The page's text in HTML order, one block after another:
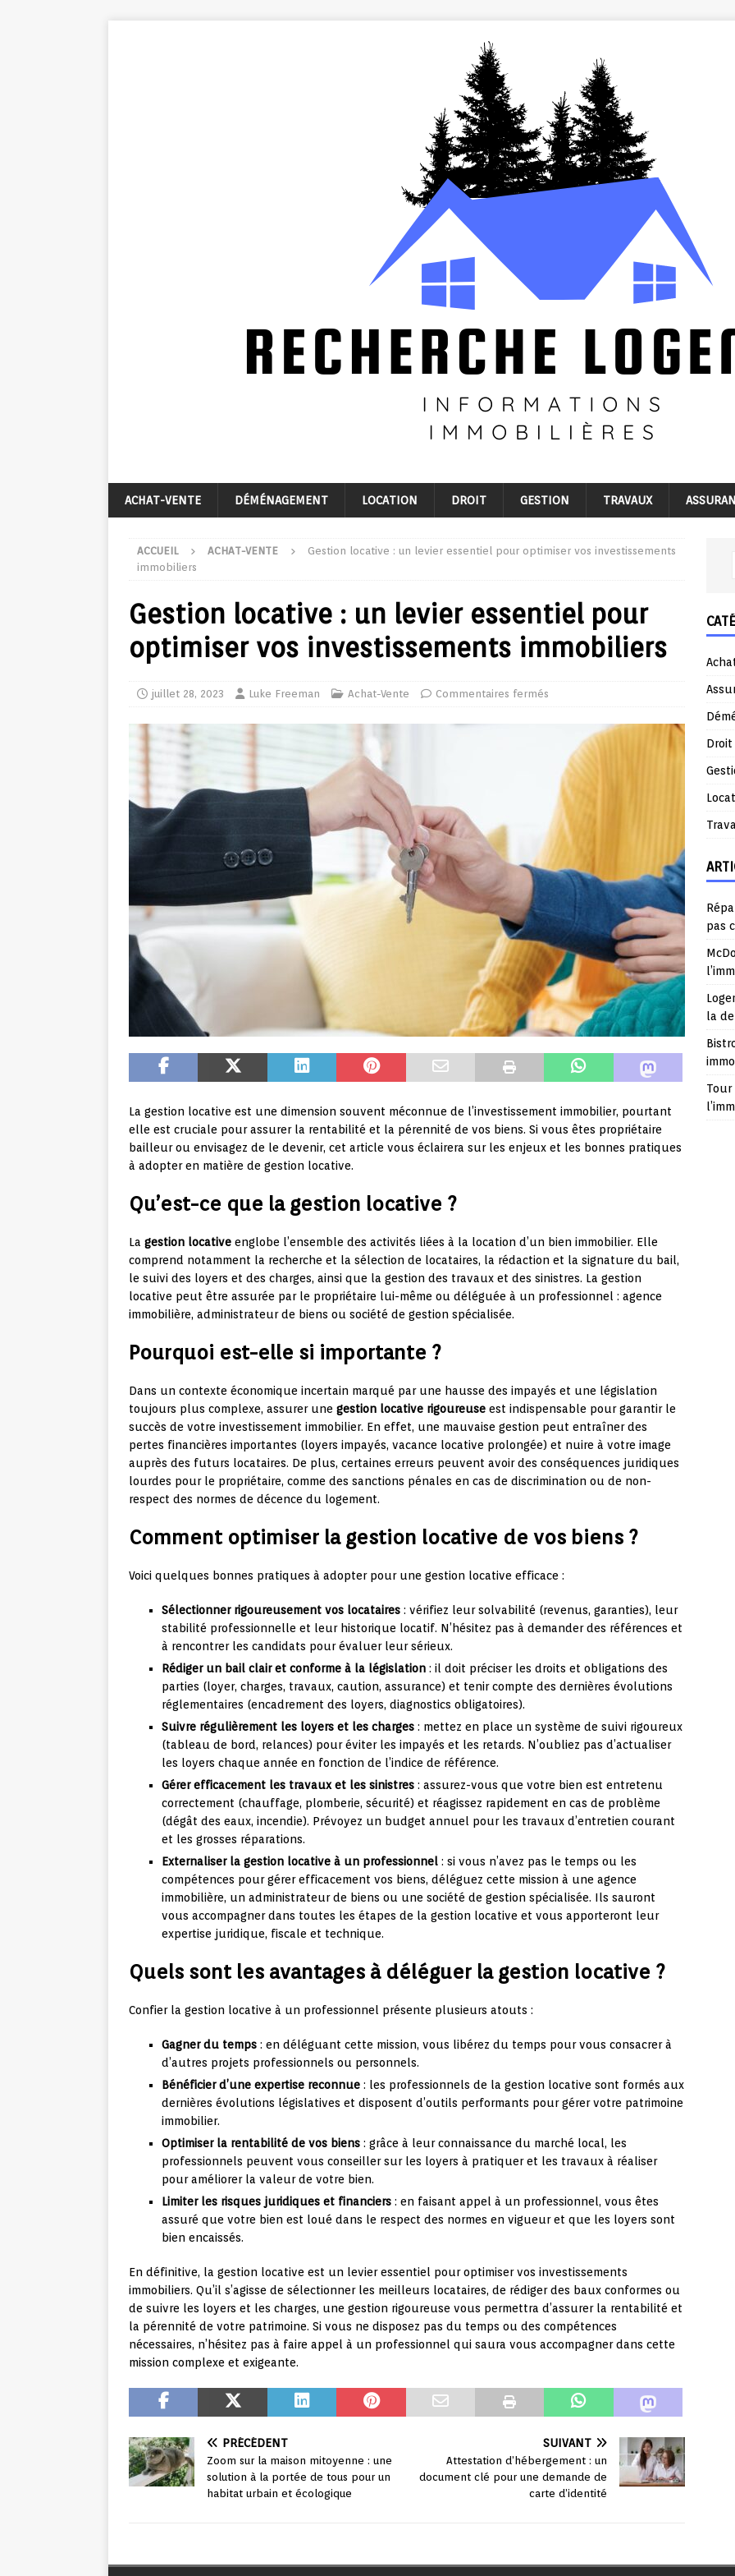
ACHAT-VENTE DÉMÉNAGEMENT LOCATION DROIT GESTION TRAVAUX
ACCUEIL ACHAT-VENTE
Gestion locative : un levier essentiel pour optimiser vos investissements
immobiliers
Gestion locative : un levier essentiel pour
optimiser vos investissements immobiliers
juillet 28, 2023 Luke Freeman Achat-Vente Commentaires fermés
La gestion locative est une dimension souvent méconnue de l’investissement immobilier, pourtant
elle est cruciale pour assurer la rentabilité et la pérennité de vos biens. Si vous êtes propriétaire
bailleur ou envisagez de le devenir, cet article vous éclairera sur les enjeux et les bonnes pratiques
à adopter en matière de gestion locative.
Qu’est-ce que la gestion locative ?
La gestion locative englobe l’ensemble des activités liées à la location d’un bien immobilier. Elle
comprend notamment la recherche et la sélection de locataires, la rédaction et la signature du bail,
le suivi des loyers et des charges, ainsi que la gestion des travaux et des sinistres. La gestion
locative peut être assurée par le propriétaire lui-même ou déléguée à un professionnel : agence
immobilière, administrateur de biens ou société de gestion spécialisée.
Pourquoi est-elle si importante ?
Dans un contexte économique incertain marqué par une hausse des impayés et une législation
toujours plus complexe, assurer une gestion locative rigoureuse est indispensable pour garantir le
succès de votre investissement immobilier. En effet, une mauvaise gestion peut entraîner des
pertes financières importantes (loyers impayés, vacance locative prolongée) et nuire à votre image
auprès des futurs locataires. De plus, certaines erreurs peuvent avoir des conséquences juridiques
lourdes pour le propriétaire, comme des sanctions pénales en cas de discrimination ou de non-
respect des normes de décence du logement.
Comment optimiser la gestion locative de vos biens ?
Voici quelques bonnes pratiques à adopter pour une gestion locative efficace :
Sélectionner rigoureusement vos locataires : vérifiez leur solvabilité (revenus, garanties), leur
stabilité professionnelle et leur historique locatif. N’hésitez pas à demander des références et
à rencontrer les candidats pour évaluer leur sérieux.
Rédiger un bail clair et conforme à la législation : il doit préciser les droits et obligations des
parties (loyer, charges, travaux, caution, assurance) et tenir compte des dernières évolutions
réglementaires (encadrement des loyers, diagnostics obligatoires).
Suivre régulièrement les loyers et les charges : mettez en place un système de suivi rigoureux
(tableau de bord, relances) pour éviter les impayés et les retards. N’oubliez pas d’actualiser
les loyers chaque année en fonction de l’indice de référence.
Gérer efficacement les travaux et les sinistres : assurez-vous que votre bien est entretenu
correctement (chauffage, plomberie, sécurité) et réagissez rapidement en cas de problème
(dégât des eaux, incendie). Prévoyez un budget annuel pour les travaux d’entretien courant
et les grosses réparations.
Externaliser la gestion locative à un professionnel : si vous n’avez pas le temps ou les
compétences pour gérer efficacement vos biens, déléguez cette mission à une agence
immobilière, un administrateur de biens ou une société de gestion spécialisée. Ils sauront
vous accompagner dans toutes les étapes de la gestion locative et vous apporteront leur
expertise juridique, fiscale et technique.
Quels sont les avantages à déléguer la gestion locative ?
Confier la gestion locative à un professionnel présente plusieurs atouts :
Gagner du temps : en déléguant cette mission, vous libérez du temps pour vous consacrer à
d’autres projets professionnels ou personnels.
Bénéficier d’une expertise reconnue : les professionnels de la gestion locative sont formés aux
dernières évolutions législatives et disposent d’outils performants pour gérer votre patrimoine
immobilier.
Optimiser la rentabilité de vos biens : grâce à leur connaissance du marché local, les
professionnels peuvent vous conseiller sur les loyers à pratiquer et les travaux à réaliser
pour améliorer la valeur de votre bien.
Limiter les risques juridiques et financiers : en faisant appel à un professionnel, vous êtes
assuré que votre bien est loué dans le respect des normes en vigueur et que les loyers sont
bien encaissés.
En définitive, la gestion locative est un levier essentiel pour optimiser vos investissements
immobiliers. Qu’il s’agisse de sélectionner les meilleurs locataires, de rédiger des baux conformes ou
de suivre les loyers et les charges, une gestion rigoureuse vous permettra d’assurer la rentabilité et
la pérennité de votre patrimoine. Si vous ne disposez pas du temps ou des compétences
nécessaires, n’hésitez pas à faire appel à un professionnel qui saura vous accompagner dans cette
mission complexe et exigeante.
PRÉCÉDENT
Zoom sur la maison mitoyenne : une
solution à la portée de tous pour un
habitat urbain et écologique
SUIVANT
Attestation d’hébergement : un
document clé pour une demande de
carte d’identité
Droit
pas
la
Tour